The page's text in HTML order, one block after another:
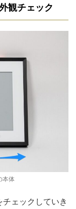
観チェック
本体
ェックしていき